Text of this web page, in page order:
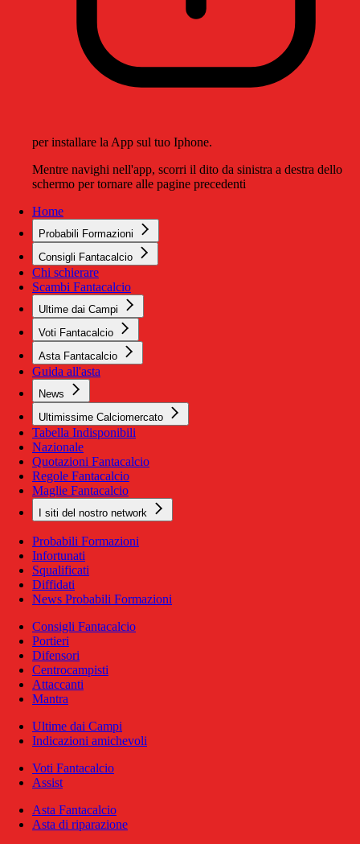
per installare la App sul tuo Iphone.
Mentre navighi nell'app, scorri il dito da sinistra a destra dello
schermo per tornare alle pagine precedenti
Home
Probabili Formazioni
Consigli Fantacalcio
Chi schierare
Scambi Fantacalcio
Ultime dai Campi
Voti Fantacalcio
Asta Fantacalcio
Guida all'asta
News
Ultimissime Calciomercato
Tabella Indisponibili
Nazionale
Quotazioni Fantacalcio
Regole Fantacalcio
Maglie Fantacalcio
I siti del nostro network
Probabili Formazioni
Infortunati
Squalificati
Diffidati
News Probabili Formazioni
Consigli Fantacalcio
Portieri
Difensori
Centrocampisti
Attaccanti
Mantra
Ultime dai Campi
Indicazioni amichevoli
Voti Fantacalcio
Assist
Asta Fantacalcio
Asta di riparazione